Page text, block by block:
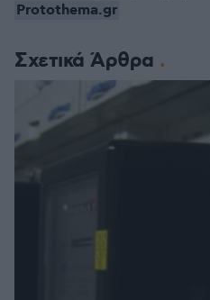
Σχετικά Άρθρα
Protothema.gr